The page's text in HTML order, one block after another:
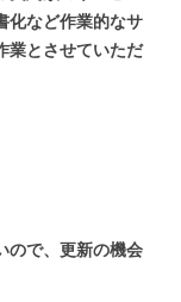
化など作業的なサ
業とさせていただ
ので、更新の機会